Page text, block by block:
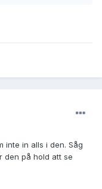
inte in alls i den. Såg
den på hold att se